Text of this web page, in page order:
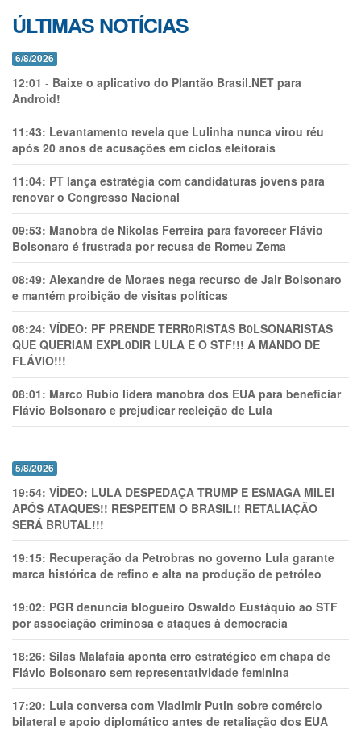
ÚLTIMAS NOTÍCIAS
6/8/2026
12:01 - Baixe o aplicativo do Plantão Brasil.NET para
Android!
11:43: Levantamento revela que Lulinha nunca virou réu
após 20 anos de acusações em ciclos eleitorais
11:04: PT lança estratégia com candidaturas jovens para
renovar o Congresso Nacional
09:53: Manobra de Nikolas Ferreira para favorecer Flávio
Bolsonaro é frustrada por recusa de Romeu Zema
08:49: Alexandre de Moraes nega recurso de Jair Bolsonaro
e mantém proibição de visitas políticas
08:24: VÍDEO: PF PRENDE TERR0RlSTAS B0LSONARlSTAS
QUE QUERIAM EXPL0DlR LULA E O STF!!! A MANDO DE
FLÁVIO!!!
08:01: Marco Rubio lidera manobra dos EUA para beneficiar
Flávio Bolsonaro e prejudicar reeleição de Lula
5/8/2026
19:54: VÍDEO: LULA DESPEDAÇA TRUMP E ESMAGA MILEI
APÓS ATAQUES!! RESPEITEM O BRASIL!! RETALIAÇÃO
SERÁ BRUTAL!!!
19:15: Recuperação da Petrobras no governo Lula garante
marca histórica de refino e alta na produção de petróleo
19:02: PGR denuncia blogueiro Oswaldo Eustáquio ao STF
por associação criminosa e ataques à democracia
18:26: Silas Malafaia aponta erro estratégico em chapa de
Flávio Bolsonaro sem representatividade feminina
17:20: Lula conversa com Vladimir Putin sobre comércio
bilateral e apoio diplomático antes de retaliação dos EUA